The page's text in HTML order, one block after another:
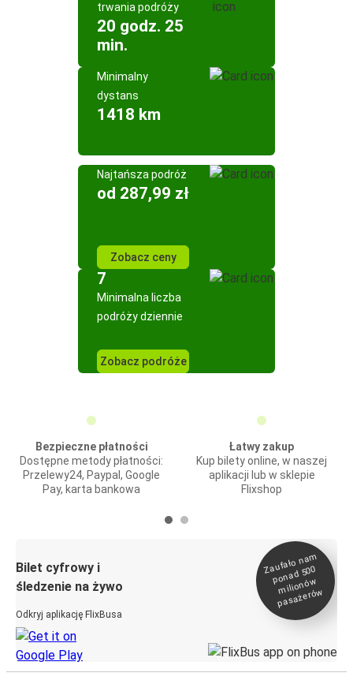
trwania podróży
20 godz. 25
min.
Minimalny
dystans
1418 km
Najtańsza podróż
od 287,99 zł
Zobacz ceny
7
Minimalna liczba
podróży dziennie
Zobacz podróże
Bezpieczne płatności
Dostępne metody płatności:
Przelewy24, Paypal, Google
Pay, karta bankowa
Łatwy zakup
Kup bilety online, w naszej
aplikacji lub w sklepie
Flixshop
Bilet cyfrowy i
śledzenie na żywo
Odkryj aplikację FlixBusa
Zaufało na
m
ponad 500
milionó
w
pasażeró
w